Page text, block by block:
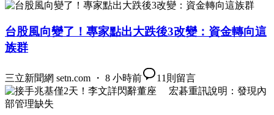
台股風向變了！專家點出大跌後3改變：資金轉向這
族群
三立新聞網 setn.com ・ 8 小時前 11 則留言